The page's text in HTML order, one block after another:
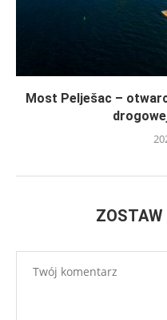
Most Pelješac –
ZOSTAW